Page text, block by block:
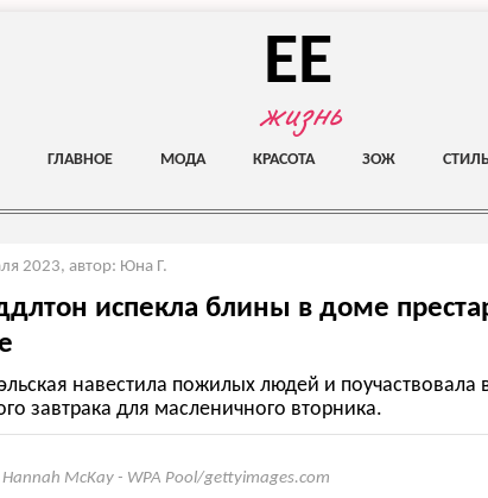
EE
жизнь
ГЛАВНОЕ МОДА КРАСОТА ЗОЖ
2023, автор: Юна Г.
испекла блины в доме
навестила пожилых людей и поучаствовала
завтрака для масленичного вторника.
Hannah McKay - WPA Pool/gettyimages.com